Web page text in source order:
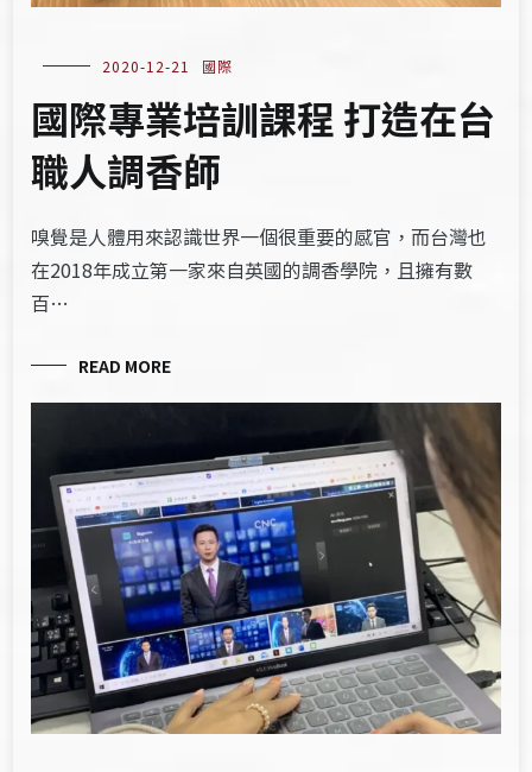
2020-12-21 國際
國際專業培訓課程 打造在台
職人調香師
嗅覺是人體用來認識世界一個很重要的感官，而台灣也
在2018年成立第一家來自英國的調香學院，且擁有數
百…
READ MORE